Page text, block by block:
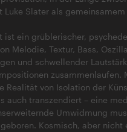
Luke Slater als gemeinsamem
ist ein grüblerischer,
Melodie, Textur, Bass,
und schwellender
zusammenlaufen.
Realität von Isolation der
auch transzendiert – eine
Umwidmung
Kosmisch, aber nicht